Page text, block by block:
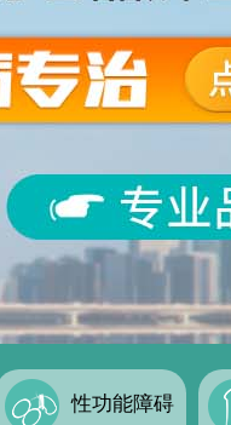
性功能障碍